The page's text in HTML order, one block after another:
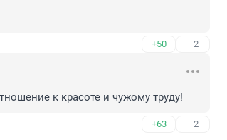
+50 –2
к красоте и чужому труду!
+63 –2